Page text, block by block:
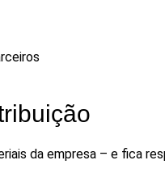
da empresa – e fica